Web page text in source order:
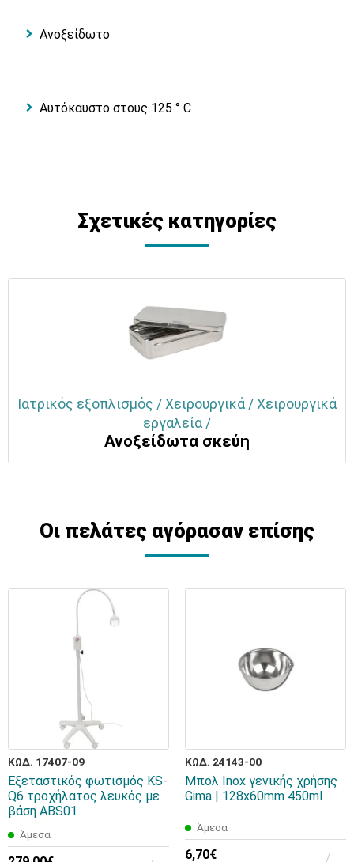
Ανοξείδωτο
Αυτόκαυστο στους 125 ° C
Σχετικές κατηγορίες
Ιατρικός εξοπλισμός / Χειρουργικά / Χειρουργικά
εργαλεία /
Ανοξείδωτα σκεύη
Οι πελάτες αγόρασαν επίσης
ΚΩΔ. 17407-09
Εξεταστικός φωτισμός KS-
Q6 τροχήλατος λευκός με
βάση ABS01
Άμεσα
ΚΩΔ. 24143-00
Μπολ Ιnox γενικής χρήσης
Gima | 128x60mm 450ml
Άμεσα
6,70€